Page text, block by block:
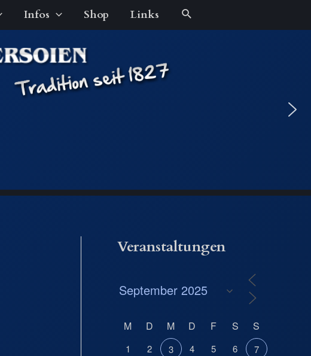
Infos Shop Links Suche
Veranstaltungen
M D M D F S S
1 2 3 4 5 6
7